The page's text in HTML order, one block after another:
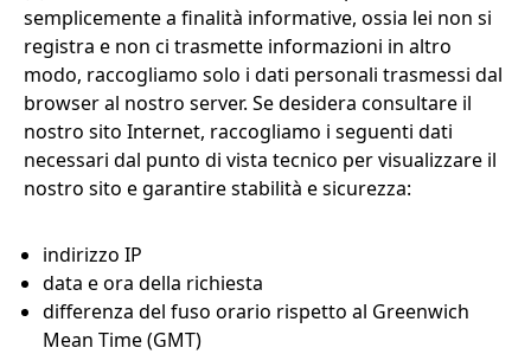
semplicemente a finalità informative, ossia lei non si
registra e non ci trasmette informazioni in altro
modo, raccogliamo solo i dati personali trasmessi dal
browser al nostro server. Se desidera consultare il
nostro sito Internet, raccogliamo i seguenti dati
necessari dal punto di vista tecnico per visualizzare il
nostro sito e garantire stabilità e sicurezza:
indirizzo IP
data e ora della richiesta
differenza del fuso orario rispetto al Greenwich
Mean Time (GMT)